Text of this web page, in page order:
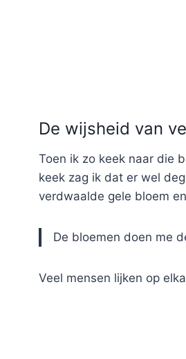
De wijsheid van
Toen ik zo keek naar die
keek zag ik dat er wel
verdwaalde gele bloem
De bloemen doen me
Veel mensen lijken op